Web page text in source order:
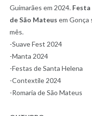
Guimarães em 2024. Festa
de São Mateus em Gonça
mês.
-Suave Fest 2024
-Manta 2024
-Festas de Santa Helena
-Contextile 2024
-Romaria de São Mateus